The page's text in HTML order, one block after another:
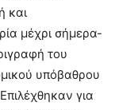
και
μέχρι σήμερα-
του
υπόβαθρου
για